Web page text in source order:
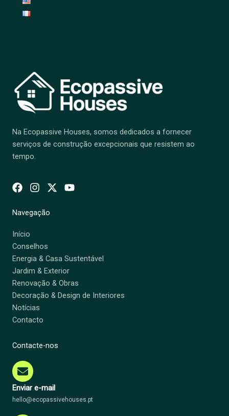
Na Ecopassive Houses, somos dedicados a fornecer
serviços de construção excepcionais que resistem ao
tempo.
Navegação
Início
Conselhos
Energia & Casa Sustentável
Jardim & Exterior
Renovação & Obras
Decoração & Design de Interiores
Notícias
Contacto
Contacte-nos
Enviar e-mail
hello@ecopassivehouses.pt